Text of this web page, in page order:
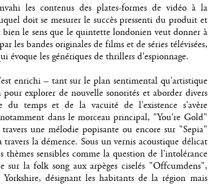
les contenus des plates-formes de vidéo à la
doit se mesurer le succès pressenti du produit et
le sens que le quintette londonien veut donner à
les bandes originales de films et de séries télévisées,
évoque les génériques de thrillers d'espionnage.
enrichi – tant sur le plan sentimental qu'artistique
explorer de nouvelle sonorités et aborder divers
du temps et de la vacuité de l'existence s'avère
dans le morceau principal, "You're Gold"
une mélodie popisante ou encore sur "Sepia"
la démence. Sous un vernis acoustique délicat
sensibles comme la question de l'intolérance
la folk song aux arpèges ciselés "Offcumdens",
désignant les habitants de la région mais